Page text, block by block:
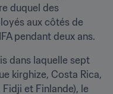
duquel des
aux côtés de
pendant deux ans.
dans laquelle sept
kirghize, Costa Rica,
et Finlande), le